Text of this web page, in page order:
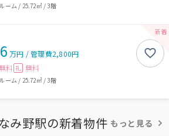
ーム / 25.72㎡/3階
万円 /管理費2,800円
料 礼 無料
ーム / 25.72㎡/3階
み野駅の新着物件 もっと見る